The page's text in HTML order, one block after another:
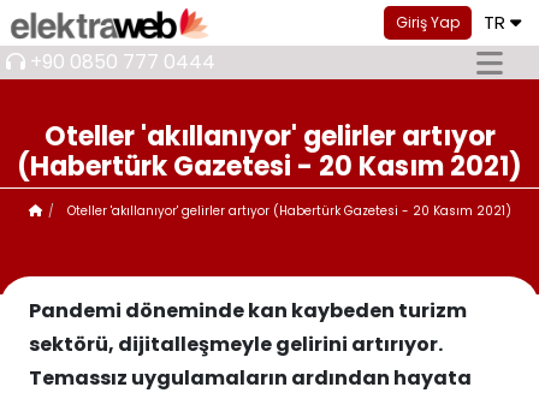
Giriş Yap TR
+90 0850 777 0444
Oteller 'akıllanıyor' gelirler artıyor
(Habertürk Gazetesi - 20 Kasım 2021)
Oteller 'akıllanıyor' gelirler artıyor (Habertürk Gazetesi - 20 Kasım 2021)
Pandemi döneminde kan kaybeden turizm
sektörü, dijitalleşmeyle gelirini artırıyor.
Temassız uygulamaların ardından hayata